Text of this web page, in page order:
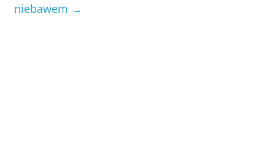
niebawem →